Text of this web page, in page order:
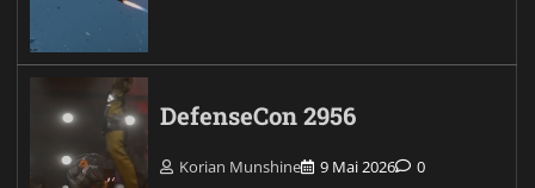
DefenseCon 2956
Korian Munshine 9 Mai 2026 0